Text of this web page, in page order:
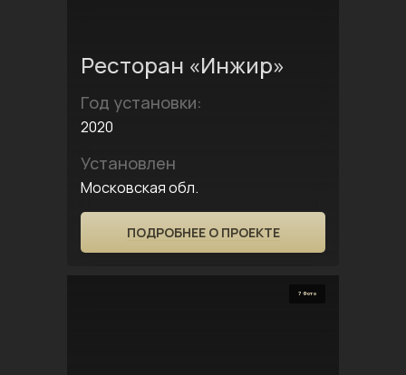
Ресторан «Инжир»
Год установки:
2020
Установлен
Московская обл.
ПОДРОБНЕЕ О ПРОЕКТЕ
7 Фото